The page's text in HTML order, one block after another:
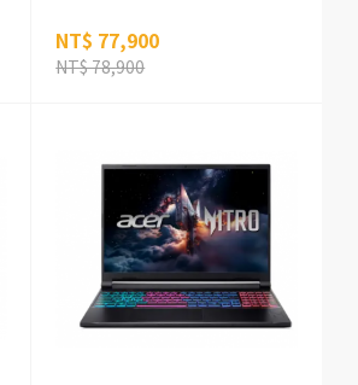
NT$ 77,900
NT$ 78,900